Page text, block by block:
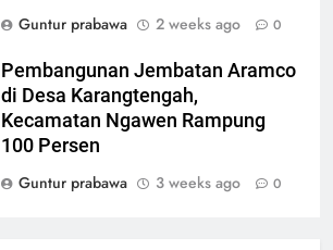
Guntur prabawa
2 weeks ago 0
Pembangunan Jembatan Aramco
di Desa Karangtengah,
Kecamatan Ngawen Rampung
100 Persen
Guntur prabawa
3 weeks ago 0
NONGOL DI KEJARI BLORA:
NOPOL K 1915 YE TAK ADA DI
DATA SAKPOLE, KASI INTEL
JAWAB “DARI PEMDA” LALU
BUNGKAM
HUKUM
Jaksa Jaga Desa Kembali
Digelar, Kejari Blora Beri